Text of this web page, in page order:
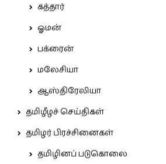
கத்தார்
ஓமன்
பக்ரைன்
மலேசியா
ஆஸ்திரேலியா
தமிழீழச் செய்திகள்
தமிழர் பிரச்சினைகள்
தமிழினப் படுகொலை